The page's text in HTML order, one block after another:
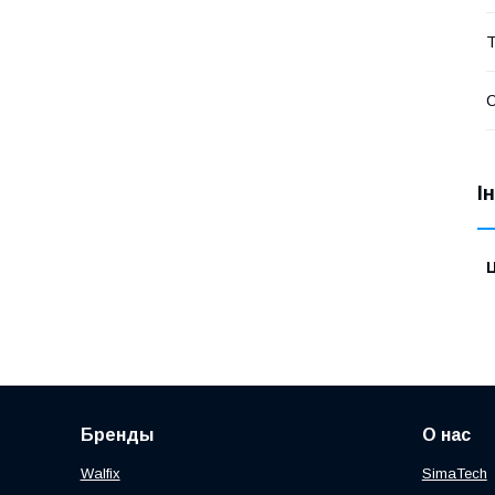
Бренды
Walfix
О нас
SimaTech